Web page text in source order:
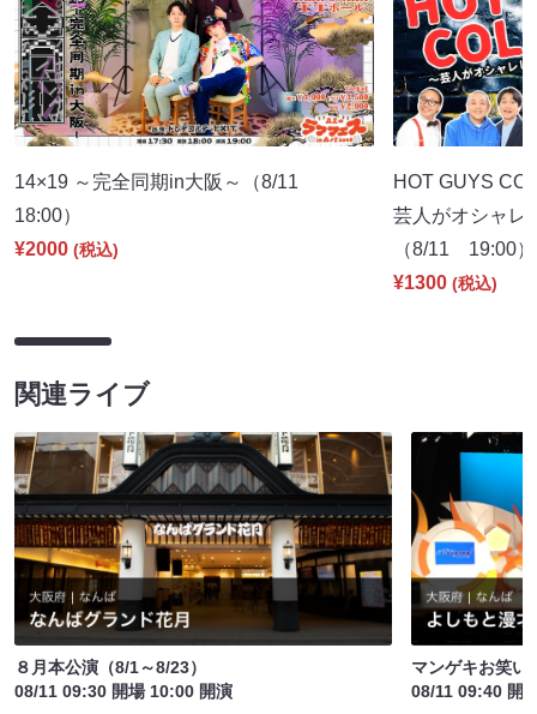
14×19 ～完全同期in大阪～（8/11
18:00）
¥2000 (税込)
HOT GUYS
芸人がオシャレ
（8/11 19:00）
¥1300 (税込)
関連ライブ
８月本公演（8/1～8/23）
08/11 09:30 開場 10:00 開演
マンゲキお笑い
08/11 09:40 開